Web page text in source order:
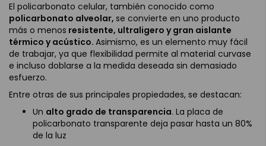
El policarbonato celular, también conocido como
policarbonato alveolar, se convierte en uno producto
más o menos resistente, ultraligero y gran aislante
térmico y acústico. Asimismo, es un elemento muy fácil
de trabajar, ya que flexibilidad permite al material curvase
e incluso doblarse a la medida deseada sin demasiado
esfuerzo.
Entre otras de sus principales propiedades, se destacan:
Un alto grado de transparencia. La placa de
policarbonato transparente deja pasar hasta un 80%
de la luz